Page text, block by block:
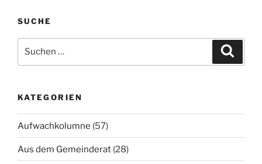
SUCHE
nach:
KATEGORIEN
Aufwachkolumne (57)
Aus dem Gemeinderat (28)